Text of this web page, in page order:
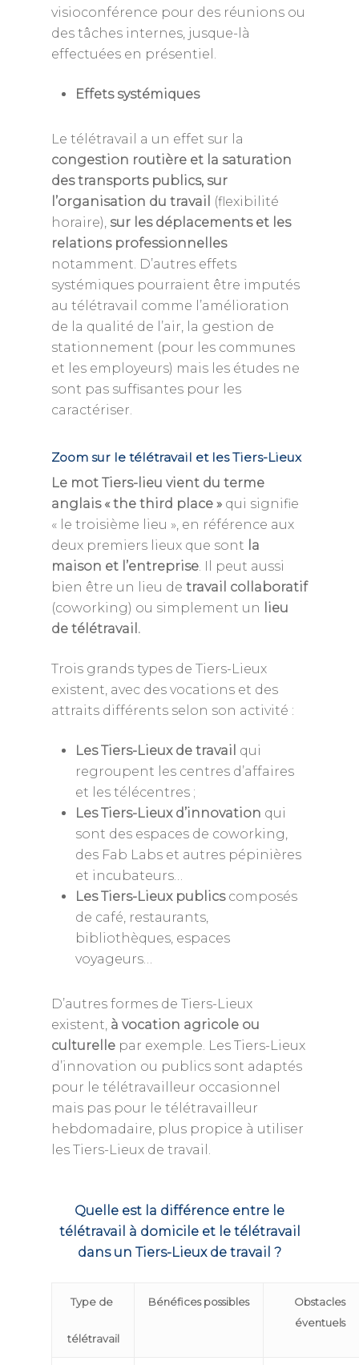
visioconférence pour des réunions ou
des tâches internes, jusque-là
effectuées en présentiel.
Effets systémiques
Le télétravail a un effet sur la
congestion routière et la saturation
des transports publics, sur
l’organisation du travail
(flexibilité
horaire), sur les déplacements et les
relations professionnelles
notamment. D’autres effets
systémiques pourraient être imputés
au télétravail comme l’amélioration
de la qualité de l’air, la gestion de
stationnement (pour les communes
et les employeurs) mais les études ne
sont pas suffisantes pour les
caractériser.
Zoom sur le télétravail et les Tiers-Lieux
Le mot Tiers-lieu vient du terme
anglais « the third place » qui signifie
« le troisième lieu », en référence aux
deux premiers lieux que sont la
maison et l’entreprise. Il peut aussi
bien être un lieu de travail collaboratif
(coworking) ou simplement un
lieu
de télétravail.
Trois grands types de Tiers-Lieux
existent, avec des vocations et des
attraits différents selon son activité :
Les Tiers-Lieux de travail qui
regroupent les centres d’affaires
et les télécentres ;
Les Tiers-Lieux d’innovation qui
sont des espaces de coworking,
des Fab Labs et autres pépinières
et incubateurs…
Les Tiers-Lieux publicscomposés
de café, restaurants,
bibliothèques, espaces
voyageurs…
D’autres formes de Tiers-Lieux
existent, à vocation agricole ou
culturelle par exemple. Les Tiers-Lieux
d’innovation ou publics sont adaptés
pour le télétravailleur occasionnel
mais pas pour le télétravailleur
hebdomadaire, plus propice à utiliser
les Tiers-Lieux de travail.
Quelle est la différence entre le
télétravail à domicile et le télétravail
dans un Tiers-Lieux de travail ?
Type de
télétravail
Bénéfices possibles
Obstacles
éventuels